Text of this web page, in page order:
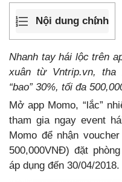
Nội dung chính
Nhanh tay hái lộc trên
xuân từ Vntrip.vn, tha
“bao” 30%, tối đa
Mở app Momo, “lắc”
tham gia ngay event
Momo để nhận
500,000VNĐ) đặt
áp dụng đến 30/04/2018.